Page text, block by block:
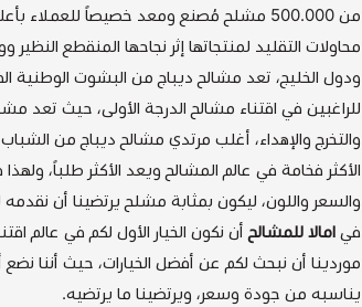
من 500.000 مشلح مُصنع ومعد خصيصاً
محاولات التقليد لمنتجاتها إثر نجاحها المنقطع
ودول الخليج، تعد مشالح ديباج من البشوت الوطنية
للراغبين في اقتناء مشالح الدرجة الأولى، حيث تعد
والتخرج والإهداء، أغلب مرتدي مشالح ديباج من
الأكثر فخامة في عالم المشالح ويعد الأكثر طلباً، ولهذا
والسعر واللون، ليكون بمثابة مشلح يرتضينا أن نقدمه
في امالا للمشالح أن نكون الخيار الأول لكم في عالم
موردينا أن نبحث لكم عن أفضل الخيارات، حيث أننا نضع
يناسبه من جودة وسعر، ويرتضينا ما يرتضيه.